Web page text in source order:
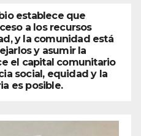
establece que
a los recursos
y la comunidad está
y asumir la
el capital comunitario
social, equidad y la
es posible.